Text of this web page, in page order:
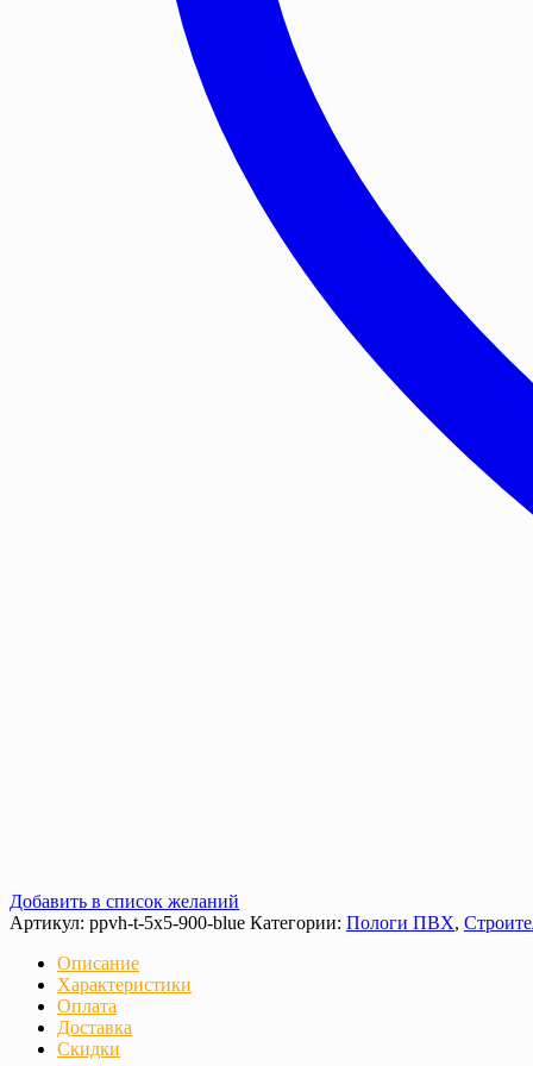
Добавить в список желаний
Артикул: ppvh-t-5х5-900-blue Категории: Пологи ПВХ,
Описание
Характеристики
Оплата
Доставка
Скидки